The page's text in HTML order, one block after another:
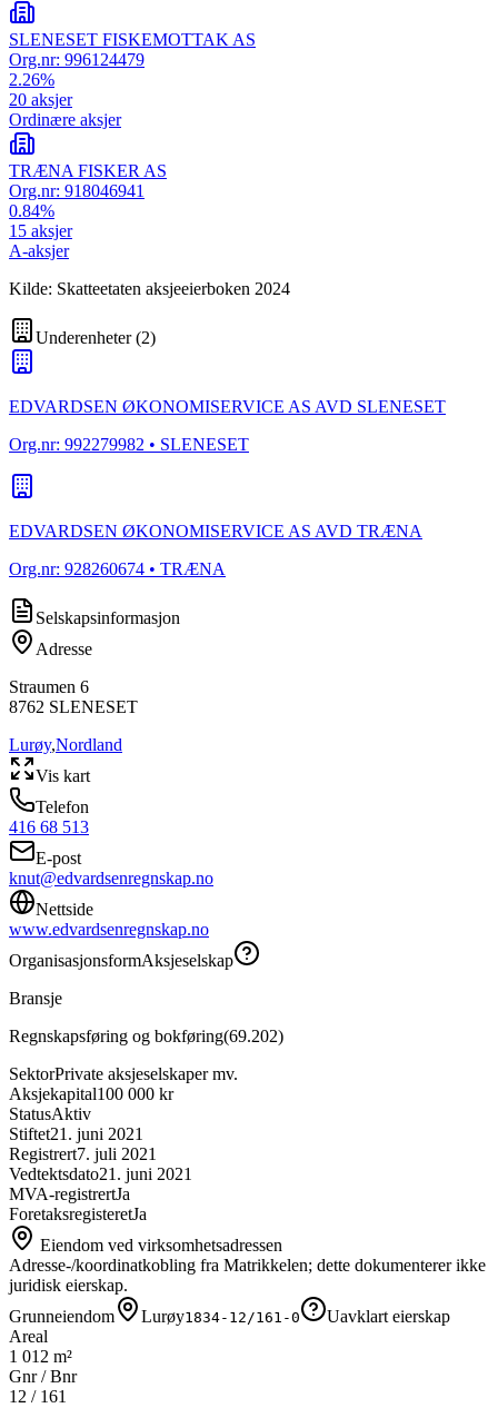
SLENESET FISKEMOTTAK AS
Org.nr: 996124479
2.26%
20 aksjer
Ordinære aksjer
TRÆNA FISKER AS
Org.nr: 918046941
0.84%
15 aksjer
A-aksjer
Kilde: Skatteetaten aksjeeierboken 2024
Underenheter(2)
EDVARDSEN ØKONOMISERVICE AS AVD SLENESET
Org.nr: 992279982 • SLENESET
EDVARDSEN ØKONOMISERVICE AS AVD TRÆNA
Org.nr: 928260674 • TRÆNA
Selskapsinformasjon
Adresse
Straumen 6
8762 SLENESET
Lurøy,Nordland
Vis kart
Telefon
416 68 513
E-post
knut@edvardsenregnskap.no
Nettside
www.edvardsenregnskap.no
OrganisasjonsformAksjeselskap
Bransje
Regnskapsføring og bokføring(69.202)
SektorPrivate aksjeselskaper mv.
Aksjekapital100 000 kr
StatusAktiv
Stiftet21. juni 2021
Registrert7. juli 2021
Vedtektsdato21. juni 2021
MVA-registrertJa
ForetaksregisteretJa
Eiendom ved virksomhetsadressen
Adresse-/koordinatkobling fra Matrikkelen; dette dokumenterer ikke
juridisk eierskap.
Grunneiendom
Lurøy1834-12/161-0
Uavklart eierskap
Areal
1 012 m²
Gnr / Bnr
12 / 161